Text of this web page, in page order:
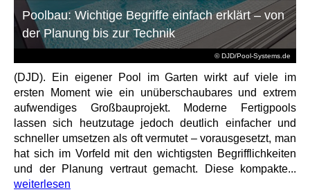
© DJD/Pool-Systems.de
Poolbau: Wichtige Begriffe einfach erklärt – von
der Planung bis zur Technik
(DJD). Ein eigener Pool im Garten wirkt auf viele im
ersten Moment wie ein unüberschaubares und extrem
aufwendiges Großbauprojekt. Moderne Fertigpools
lassen sich heutzutage jedoch deutlich einfacher und
schneller umsetzen als oft vermutet – vorausgesetzt, man
hat sich im Vorfeld mit den wichtigsten Begrifflichkeiten
und der Planung vertraut gemacht. Diese kompakte...
weiterlesen